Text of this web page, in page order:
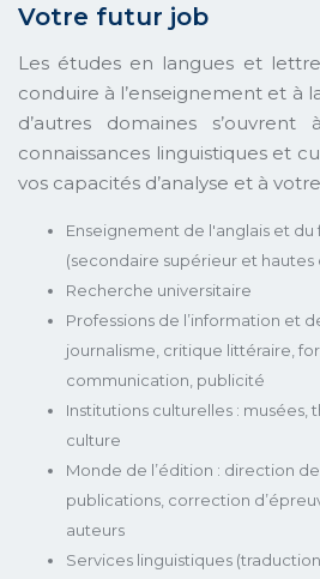
Votre futur job
Les études en langues et
conduire à l’enseignement et à
d’autres domaines
connaissances linguistiques et
vos capacités d’analyse et à
Enseignement de l'anglais et du
(secondaire supérieur et hautes
Recherche universitaire
Professions de l’information et
journalisme, critique littéraire,
communication, publicité
Institutions culturelles : musées,
culture
Monde de l’édition : direction
publications, correction
auteurs
Services linguistiques